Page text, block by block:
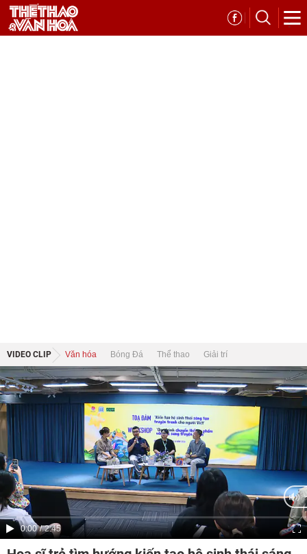
VIDEO CLIP Văn hóa Bóng Đá Thể thao Giải trí
Current
Time
0:00 / Duration
2:45